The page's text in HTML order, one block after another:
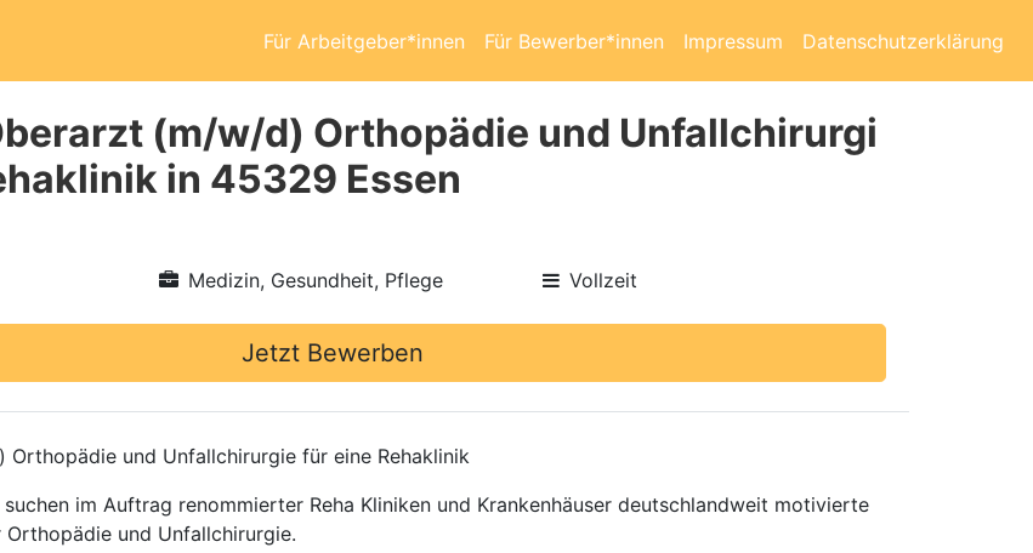
Für Arbeitgeber*innen Für Bewerber*innen Impressum Datenschutzerklärung
(m/w/d) Orthopädie und Unfallchirurgi
in 45329 Essen
Medizin, Gesundheit, Pflege Vollzeit
Jetzt Bewerben
und Unfallchirurgie für eine Rehaklinik
im Auftrag renommierter Reha Kliniken und Krankenhäuser deutschlandweit motivierte
und Unfallchirurgie.